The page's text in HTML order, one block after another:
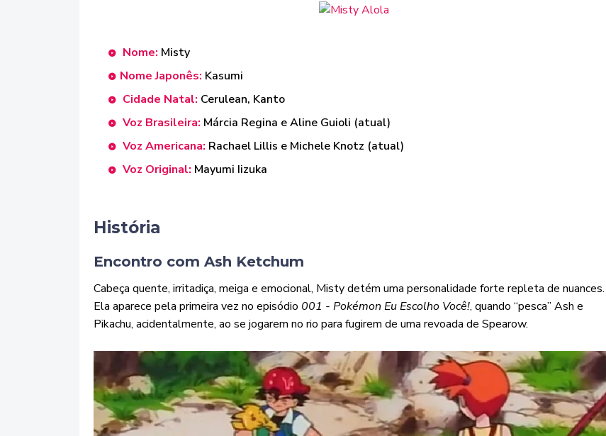
Nome: Misty
Nome Japonês: Kasumi
Cidade Natal: Cerulean, Kanto
Voz Brasileira: Márcia Regina e Aline Guioli (atual)
Voz Americana: Rachael Lillis e Michele Knotz (atual)
Voz Original: Mayumi Iizuka
História
Encontro com Ash Ketchum
Cabeça quente, irritadiça, meiga e emocional, Misty detém uma personalidade forte repleta de nuances.
Ela aparece pela primeira vez no episódio 001 - Pokémon Eu Escolho Você!, quando “pesca” Ash e
Pikachu, acidentalmente, ao se jogarem no rio para fugirem de uma revoada de Spearow.